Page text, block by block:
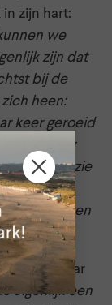
zijn hart:
we
zijn dat
bij de
heen:
keer geroeid
ik terug
mensen zie
eigenlijk even
maar
eigenlijk een